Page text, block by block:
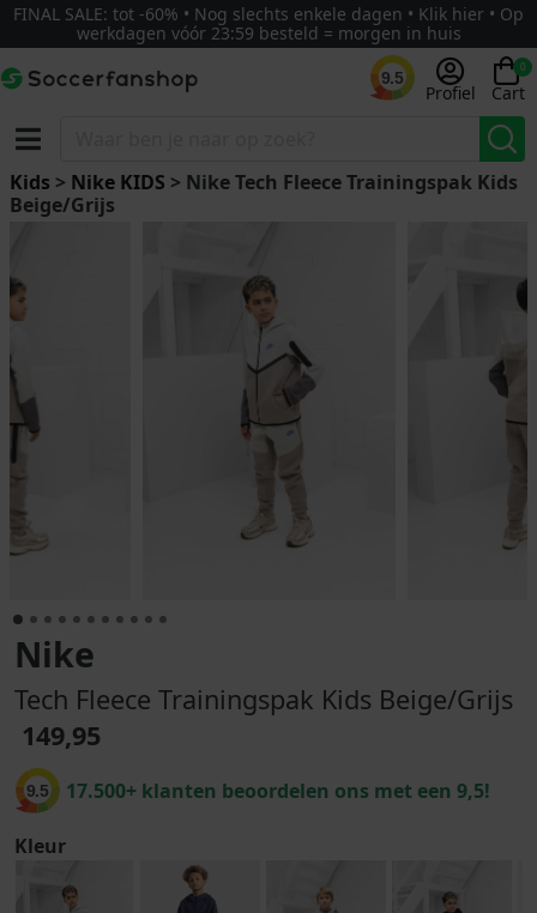
FINAL SALE: tot -60% • Nog slechts enkele dagen • Klik hier • Op
werkdagen vóór 23:59 besteld = morgen in huis
9.5
Profiel
0
Cart
Kids > Nike KIDS > Nike Tech Fleece Trainingspak Kids
Beige/Grijs
Nike
Tech Fleece Trainingspak Kids Beige/Grijs
149,95
9.5 17.500+ klanten beoordelen ons met een 9,5!
Kleur